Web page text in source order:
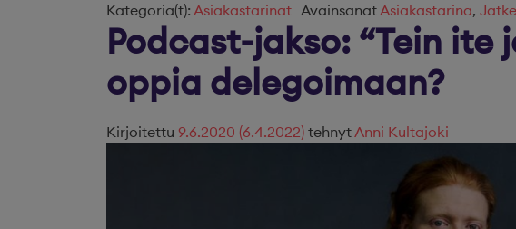
Kategoria(t): Asiakastarinat AvainsanatAsiakastarina, Jatke
Podcast-jakso: “Tein
oppia delegoimaan?
Kirjoitettu 9.6.2020 (6.4.2022) tehnytAnni Kultajoki